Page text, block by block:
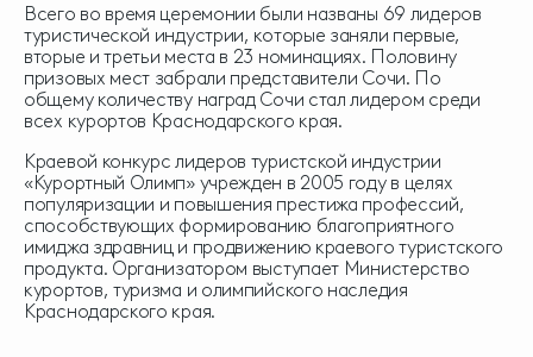
Всего во время церемонии были названы 69 лидеров
туристической индустрии, которые заняли первые,
вторые и третьи места в 23 номинациях. Половину
призовых мест забрали представители Сочи. По
общему количеству наград Сочи стал лидером среди
всех курортов Краснодарского края.
Краевой конкурс лидеров туристской индустрии
«Курортный Олимп» учрежден в 2005 году в целях
популяризации и повышения престижа профессий,
способствующих формированию благоприятного
имиджа здравниц и продвижению краевого туристского
продукта. Организатором выступает Министерство
курортов, туризма и олимпийского наследия
Краснодарского края.